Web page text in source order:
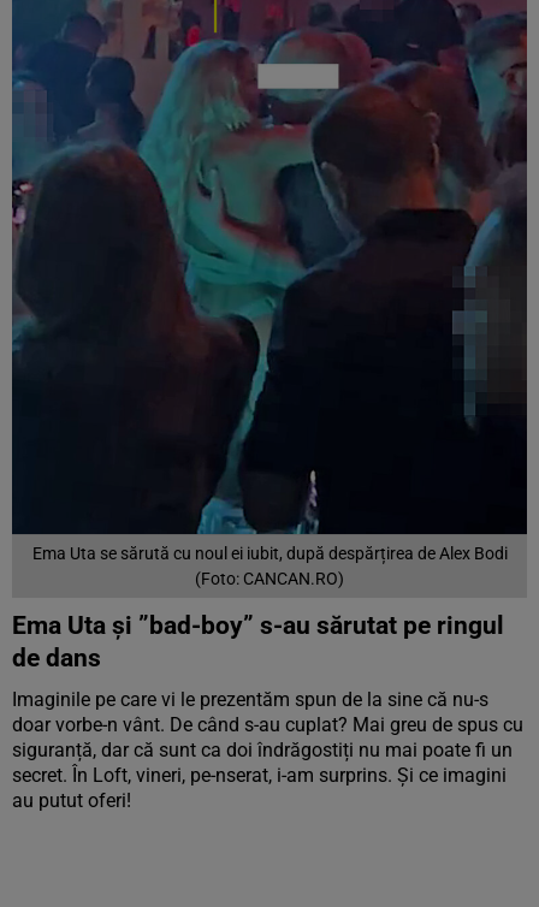
Ema Uta se sărută cu noul ei iubit, după despărțirea de Alex Bodi
(Foto: CANCAN.RO)
Ema Uta și ”bad-boy” s-au sărutat pe ringul
de dans
Imaginile pe care vi le prezentăm spun de la sine că nu-s
doar vorbe-n vânt. De când s-au cuplat? Mai greu de spus cu
siguranță, dar că sunt ca doi îndrăgostiți nu mai poate fi un
secret. În Loft, vineri, pe-nserat, i-am surprins. Și ce imagini
au putut oferi!